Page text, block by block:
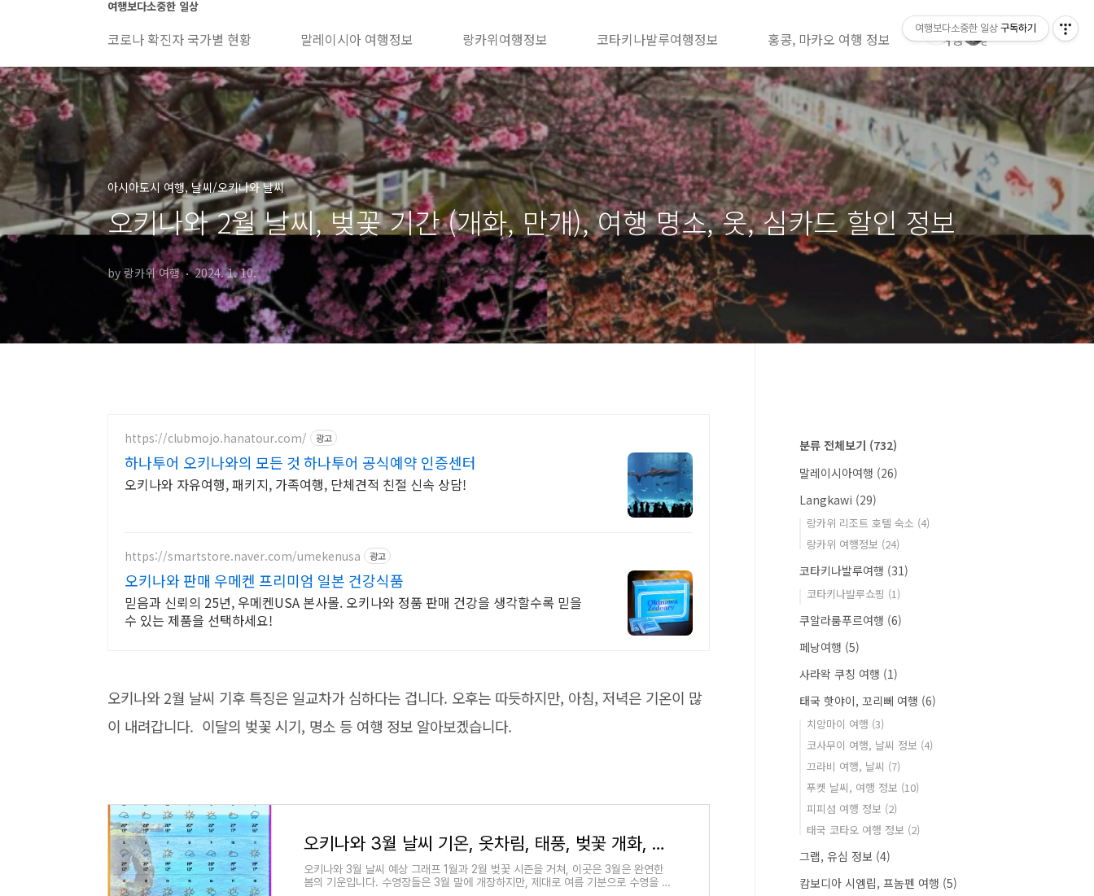
여행보다소중한 일상
코로나 확진자 국가별 현황 말레이시아 여행정보 랑카위여행정보 코타키나발루여행정보 홍콩, 마카오 여행 정보 여행 영상정보( 유투브)
아시아도시 여행, 날씨/오키나와 날씨
오키나와 2월 날씨, 벚꽃 기간 (개화, 만개), 여행 명소, 옷, 심카드 할인 정보
by 랑카위 여행 2024. 1. 10.
https://clubmojo.hanatour.com/ 광고
하나투어 오키나와의 모든 것 하나투어 공식예약 인증센터
오키나와 자유여행, 패키지, 가족여행, 단체견적 친절 신속 상담!
https://smartstore.naver.com/umekenusa 광고
오키나와 판매 우메켄 프리미엄 일본 건강식품
믿음과 신뢰의 25년, 우메켄USA 본사몰. 오키나와 정품 판매 건강을 생각할수록 믿을
수 있는 제품을 선택하세요!
오키나와 2월 날씨 기후 특징은 일교차가 심하다는 겁니다. 오후는 따듯하지만, 아침, 저녁은 기온이 많
이 내려갑니다. 이달의 벚꽃 시기, 명소 등 여행 정보 알아보겠습니다.
오키나와 3월 날씨 기온, 옷차림, 태풍, 벚꽃 개화, 수영 정보, 유심, 호텔 가격
오키나와 3월 날씨 예상 그래프 1월과 2월 벚꽃 시즌을 거쳐, 이곳은 3월은 완연한
봄의 기운입니다. 수영장들은 3월 말에 개장하지만, 제대로 여름 기분으로 수영을 하
분류 전체보기 (732)
말레이시아여행 (26)
Langkawi (29)
랑카위 리조트 호텔 숙소 (4)
랑카위 여행정보 (24)
코타키나발루여행 (31)
코타키나발루쇼핑 (1)
쿠알라룸푸르여행 (6)
페낭여행 (5)
사라왁 쿠칭 여행 (1)
태국 핫야이, 꼬리뻬 여행 (6)
치앙마이 여행 (3)
코사무이 여행, 날씨 정보 (4)
끄라비 여행, 날씨 (7)
푸켓 날씨, 여행 정보 (10)
피피섬 여행 정보 (2)
태국 코타오 여행 정보 (2)
그랩, 유심 정보 (4)
캄보디아 시엠립, 프놈펜 여행 (5)
여행보다소중한 일상 구독하기